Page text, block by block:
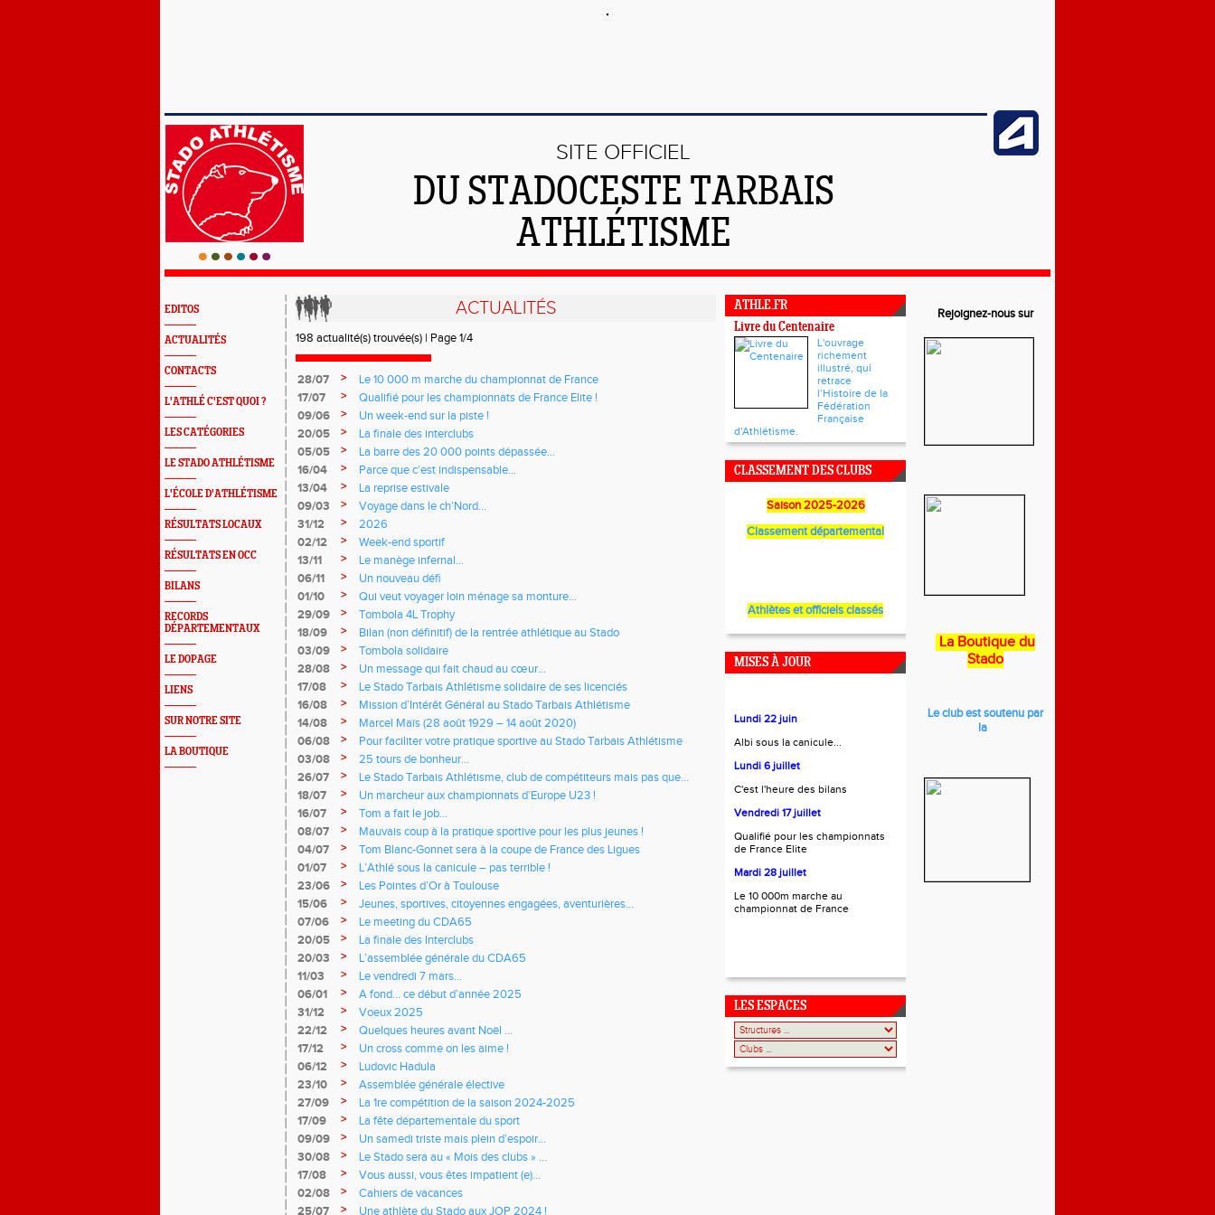
SITE OFFICIEL
DU STADOCESTE TARBAIS
ATHLÉTISME
EDITOS
ACTUALITÉS
CONTACTS
L'ATHLÉ C'EST QUOI ?
LES CATÉGORIES
LE STADO ATHLÉTISME
L'ÉCOLE D'ATHLÉTISME
RÉSULTATS LOCAUX
RÉSULTATS EN OCC
BILANS
RECORDS
DÉPARTEMENTAUX
LE DOPAGE
LIENS
SUR NOTRE SITE
LA BOUTIQUE
ACTUALITÉS
198 actualité(s) trouvée(s) | Page 1/4
28/07 >
Le 10 000 m marche du championnat de France
17/07
>
Qualifié pour les championnats de France Elite !
09/06
>
Un week-end sur la piste !
20/05
>
La finale des interclubs
05/05
>
La barre des 20 000 points dépassée…
16/04
>
Parce que c’est indispensable…
13/04
>
La reprise estivale
09/03
>
Voyage dans le ch’Nord…
31/12
>
2026
02/12
>
Week-end sportif
13/11
>
Le manège infernal…
06/11
>
Un nouveau défi
01/10
>
Qui veut voyager loin ménage sa monture...
29/09
>
Tombola 4L Trophy
18/09
>
Bilan (non définitif) de la rentrée athlétique au Stado
03/09
>
Tombola solidaire
28/08
>
Un message qui fait chaud au cœur…
17/08
>
Le Stado Tarbais Athlétisme solidaire de ses licenciés
16/08
>
Mission d’Intérêt Général au Stado Tarbais Athlétisme
14/08
>
Marcel Maïs (28 août 1929 – 14 août 2020)
06/08
>
Pour faciliter votre pratique sportive au Stado Tarbais Athlétisme
03/08
>
25 tours de bonheur…
26/07
>
Le Stado Tarbais Athlétisme, club de compétiteurs mais pas que…
18/07
>
Un marcheur aux championnats d’Europe U23 !
16/07
>
Tom a fait le job…
08/07
>
Mauvais coup à la pratique sportive pour les plus jeunes !
04/07
>
Tom Blanc-Gonnet sera à la coupe de France des Ligues
01/07
>
L’Athlé sous la canicule – pas terrible !
23/06
>
Les Pointes d’Or à Toulouse
15/06
>
Jeunes, sportives, citoyennes engagées, aventurières…
07/06
>
Le meeting du CDA65
20/05
>
La finale des Interclubs
20/03
>
L’assemblée générale du CDA65
11/03
>
Le vendredi 7 mars…
06/01
>
A fond… ce début d’année 2025
31/12
>
Voeux 2025
22/12
>
Quelques heures avant Noël ...
17/12
>
Un cross comme on les aime !
06/12
>
Ludovic Hadula
23/10
>
Assemblée générale élective
27/09
>
La 1re compétition de la saison 2024-2025
17/09
>
La fête départementale du sport
09/09
>
Un samedi triste mais plein d’espoir…
30/08
>
Le Stado sera au « Mois des clubs » …
17/08
>
Vous aussi, vous êtes impatient (e)…
02/08
>
Cahiers de vacances
25/07
> Une athlète du Stado aux JOP 2024 !
ATHLE.FR
Livre du Centenaire
L'ouvrage
richement
illustré, qui
retrace
l’Histoire de la
Fédération
Française
d'Athlétisme.
CLASSEMENT DES CLUBS
Saison 2025-2026
Classement départemental
Athlètes et officiels classés
MISES À JOUR
Lundi 22 juin
Albi sous la canicule...
Lundi 6 juillet
C'est l'heure des bilans
Vendredi 17 juillet
Qualifié pour les championnats
de France Elite
Mardi 28 juillet
Le 10 000m marche au
championnat de France
LES ESPACES
Rejoignez-nous sur
La Boutique du
Stado
Le club est soutenu par
la